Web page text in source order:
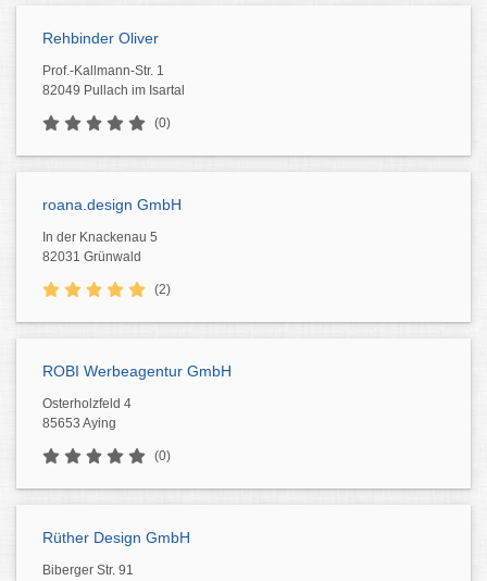
Rehbinder Oliver
Prof.-Kallmann-Str. 1
82049 Pullach im Isartal
(0)
roana.design GmbH
In der Knackenau 5
82031 Grünwald
(2)
ROBI Werbeagentur GmbH
Osterholzfeld 4
85653 Aying
(0)
Rüther Design GmbH
Biberger Str. 91